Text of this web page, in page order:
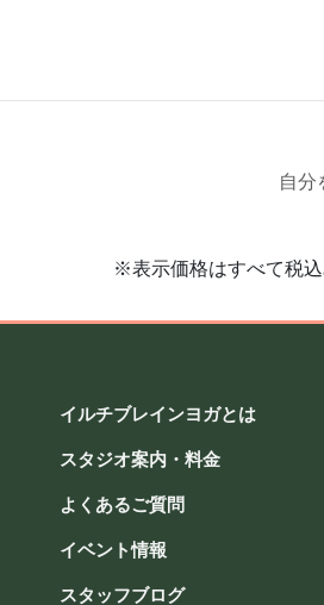
自
※表示価格はすべて税込
イルチブレインヨガとは
スタジオ案内・料金
よくあるご質問
イベント情報
スタッフブログ